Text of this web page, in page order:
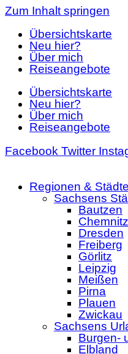
Zum Inhalt springen
Übersichtskarte
Neu hier?
Über mich
Reiseangebote
Übersichtskarte
Neu hier?
Über mich
Reiseangebote
Facebook Twitter
Regionen & Städte
Sachsens
Bautzen
Chemnitz
Dresden
Freiberg
Görlitz
Leipzig
Meißen
Pirna
Plauen
Zwickau
Sachsens
Burgen-
Elbland